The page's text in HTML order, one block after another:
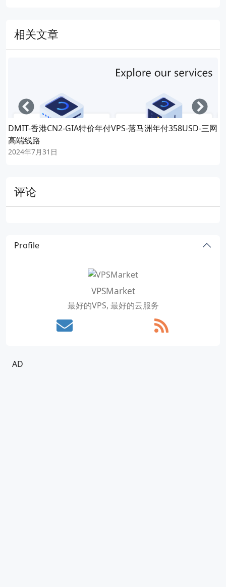
相关文章
DMIT-香港CN2-GIA特价年付VPS-落马洲年付358USD-三网
高端线路
2024年7月31日
Left
评论
Profile
VPSMarket
最好的VPS, 最好的云服务
AD